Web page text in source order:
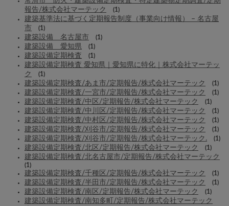
報告/株式会社マーテック
(1)
建築基準法に基づく定期報告制度（事業向け情報） – 名古屋
市
(1)
建築設備 名古屋市 (1)
建築設備 愛知県 (1)
建築設備定期検査 (1)
建築設備定期検査 愛知県｜愛知県に特化｜株式会社マーテッ
ク
(1)
建築設備定期検査/あま市/定期報告/株式会社マーテック (1)
建築設備定期検査/一宮市/定期報告/株式会社マーテック (1)
建築設備定期検査/中区/定期報告/株式会社マーテック (1)
建築設備定期検査/中川区/定期報告/株式会社マーテック (1)
建築設備定期検査/中村区/定期報告/株式会社マーテック (1)
建築設備定期検査/刈谷市/定期報告/株式会社マーテック (1)
建築設備定期検査/刈谷市/定期報告/株式会社マーテック. (1)
建築設備定期検査/北区/定期報告/株式会社マーテック (1)
建築設備定期検査/北名古屋市/定期報告/株式会社マーテック
(1)
建築設備定期検査/千種区/定期報告/株式会社マーテック (1)
建築設備定期検査/半田市/定期報告/株式会社マーテック (1)
建築設備定期検査/南区/定期報告/株式会社マーテック (1)
建築設備定期検査/南知多町/定期報告/株式会社マーテック